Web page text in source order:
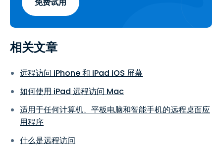
相关文章
远程访问 iPhone 和 iPad iOS 屏幕
如何使用 iPad 远程访问 Mac
适用于任何计算机、平板电脑和智能手机的远程桌面应
用程序
什么是远程访问